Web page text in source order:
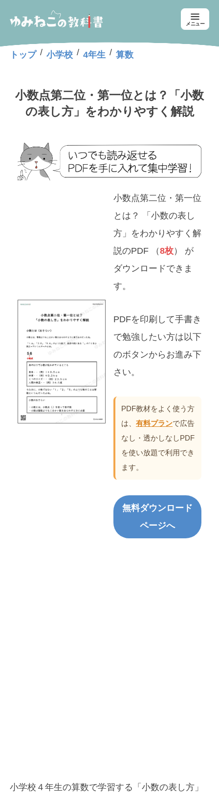
メニュー
トップ / 小学校 / 4年生 / 算数
小数点第二位・第一位とは？「小数
の表し方」をわかりやすく解説
小数点第二位・第一位
とは？ 「小数の表し
方」をわかりやすく解
説のPDF （8枚） が
ダウンロードできま
す。
PDFを印刷して手書き
で勉強したい方は以下
のボタンからお進み下
さい。
PDF教材をよく使う方
は、 有料プランで広告
なし・透かしなしPDF
を使い放題で利用でき
ます。
無料ダウンロード
ページへ
小学校４年生の算数で学習する「小数の表し方」